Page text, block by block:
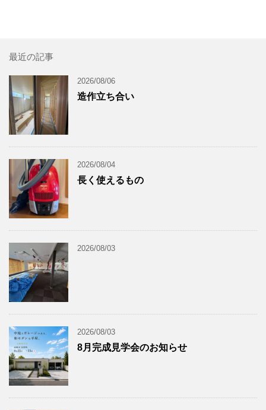
最近の記事
2026/08/06
造作立ち合い
2026/08/04
長く使えるもの
2026/08/03
2026/08/03
8月完成見学会のお知らせ